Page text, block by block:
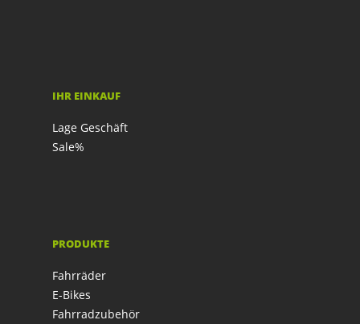
IHR EINKAUF
Lage Geschäft
Sale%
PRODUKTE
Fahrräder
E-Bikes
Fahrradzubehör